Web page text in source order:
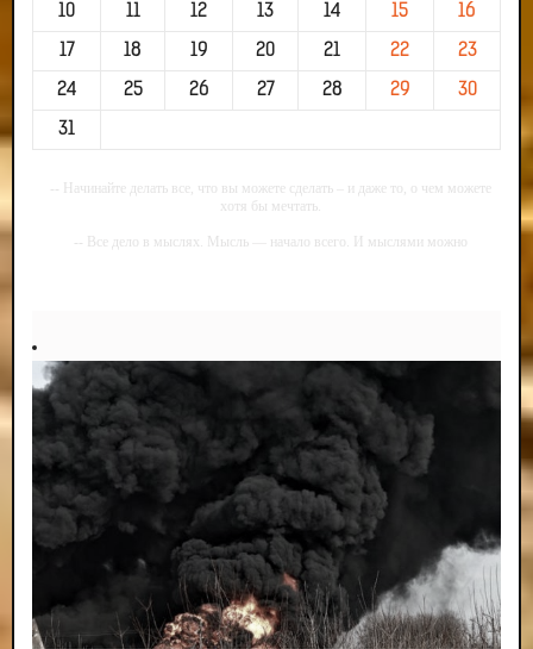
10 11 12 13 14 15 16
17 18 19 20 21 22 23
24 25 26 27 28 29 30
31
-- Начинайте делать все, что вы можете сделать – и даже то, о чем можете
хотя бы мечтать.
-- Все дело в мыслях. Мысль — начало всего. И мыслями можно
-- Самое большое богатство — это ум. Самая большая нищета — глупость.
Из всех страхов самый пугающий — самолюбование.
-- Лучшее, что можно сделать с хорошим советом, это пропустить его
мимо ушей. Он никогда не бывает полезен никому, кроме того, кто его дал.
-- Люблю давать советы и очень не люблю, когда их дают мне.